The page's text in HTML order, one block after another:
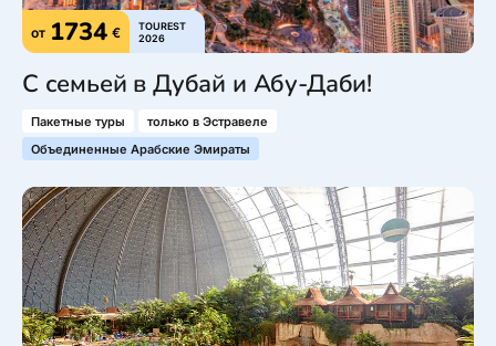
от 1734 €
TOUREST
2026
С семьей в Дубай и Абу-Даби!
Пакетные туры
только в Эстравеле
Объединенные Арабские Эмираты